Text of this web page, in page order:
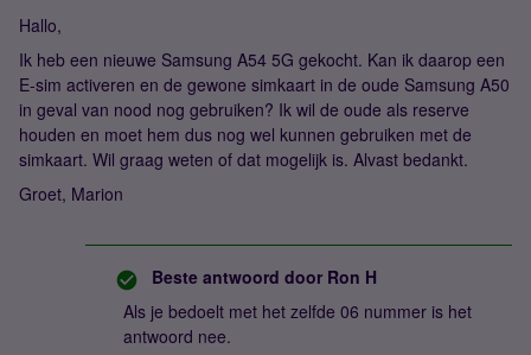
Hallo,
Ik heb een nieuwe Samsung A54 5G gekocht. Kan ik daarop een
E-sim activeren en de gewone simkaart in de oude Samsung A50
in geval van nood nog gebruiken? Ik wil de oude als reserve
houden en moet hem dus nog wel kunnen gebruiken met de
simkaart. Wil graag weten of dat mogelijk is. Alvast bedankt.
Groet, Marion
Beste antwoord door Ron H
Als je bedoelt met het zelfde 06 nummer is het
antwoord nee.